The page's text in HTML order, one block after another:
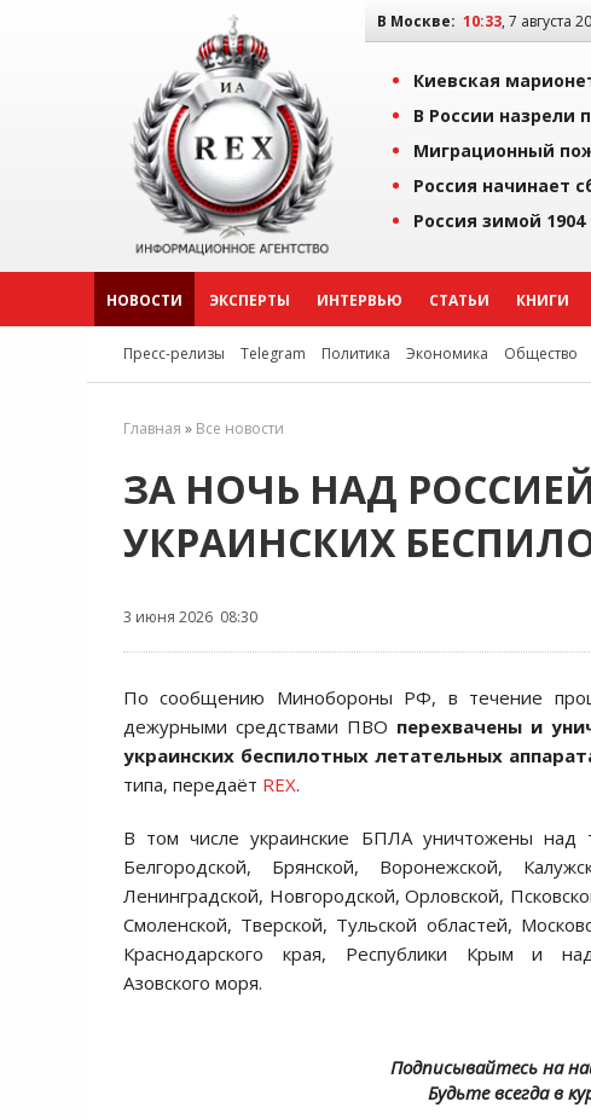
В Москве: 10:33, 7 августа
Киевская
В России назрели
Миграционный
Россия начинает
Россия зимой
НОВОСТИ ЭКСПЕРТЫ ИНТЕРВЬЮ СТАТЬИ КНИГИ
Пресс-релизы Telegram Политика Экономика Общество
Главная » Все новости
ЗА НОЧЬ НАД
УКРАИНСКИХ
3 июня 2026 08:30
По сообщению Минобороны РФ, в течение
дежурными средствами ПВО перехвачены и
украинских беспилотных летательных
типа, передаёт REX.
В том числе украинские БПЛА уничтожены над
Белгородской, Брянской, Воронежской,
Ленинградской, Новгородской, Орловской,
Смоленской, Тверской, Тульской областей,
Краснодарского края, Республики Крым и
Азовского моря.
Подписывайтесь на
Будьте всегда в